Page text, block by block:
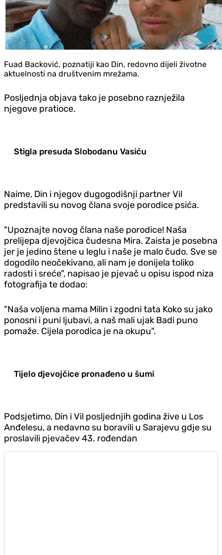
Fuad Backović, poznatiji kao Din, redovno dijeli životne
aktuelnosti na društvenim mrežama.
Posljednja objava tako je posebno raznježila
njegove pratioce.
Stigla presuda Slobodanu Vasiću
Naime, Din i njegov dugogodišnji partner Vil
predstavili su novog člana svoje porodice psića.
"Upoznajte novog člana naše porodice! Naša
prelijepa djevojčica čudesna Mira. Zaista je posebna
jer je jedino štene u leglu i naše je malo čudo. Sve se
dogodilo neočekivano, ali nam je donijela toliko
radosti i sreće", napisao je pjevač u opisu ispod niza
fotografija te dodao:
"Naša voljena mama Milin i zgodni tata Koko su jako
ponosni i puni ljubavi, a naš mali ujak Badi puno
pomaže. Cijela porodica je na okupu".
Tijelo djevojčice pronađeno u šumi
Podsjetimo, Din i Vil posljednjih godina žive u Los
Anđelesu, a nedavno su boravili u Sarajevu gdje su
proslavili pjevačev 43. rođendan